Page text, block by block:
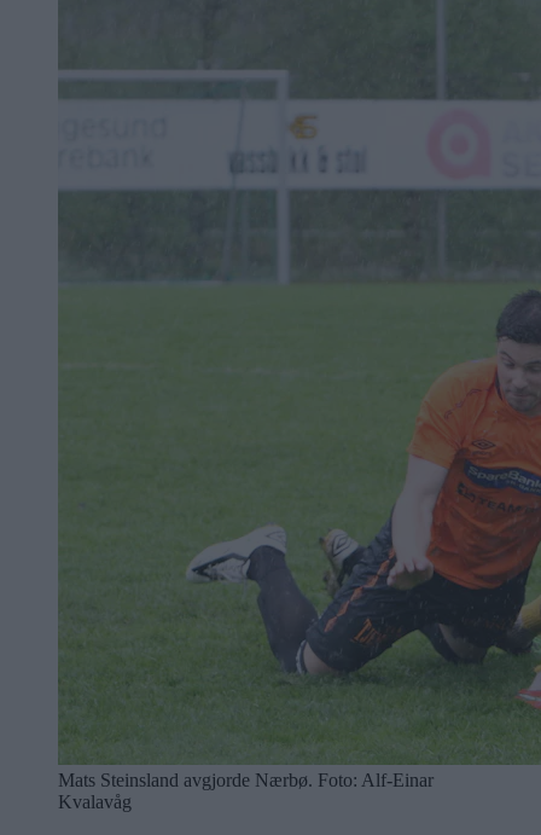
Mats Steinsland avgjorde Nærbø. Foto: Alf-Einar
Kvalavåg